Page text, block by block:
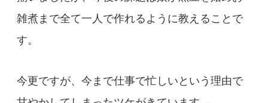
雑煮まで全て一人で作れるように教えることで
す。
今更ですが、今まで仕事で忙しいという理由で